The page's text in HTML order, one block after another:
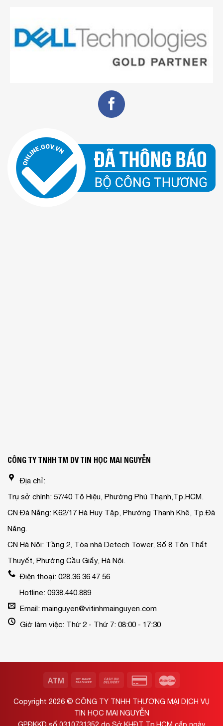
CÔNG TY TNHH TM DV TIN HỌC MAI NGUYỄN
Địa chỉ:
Trụ sở chính: 57/40 Tô Hiệu, Phường Phú Thạnh,Tp.HCM.
CN Đà Nẵng: K62/17 Hà Huy Tập, Phường Thanh Khê, Tp.Đà
Nẵng.
CN Hà Nội: Tầng 2, Tòa nhà Detech Tower, Số 8 Tôn Thất
Thuyết, Phường Cầu Giấy, Hà Nội.
Điện thoại: 028.36 36 47 56
Hotline: 0938.440.889
Email: mainguyen@vitinhmainguyen.com
Giờ làm việc: Thứ 2 - Thứ 7: 08:00 - 17:30
Copyright 2026 © CÔNG TY TNHH THƯƠNG MẠI DỊCH VỤ
TIN HỌC MAI NGUYỄN
GPĐKKD số 0310731352 do Sở KHĐT Tp.HCM cấp ngày